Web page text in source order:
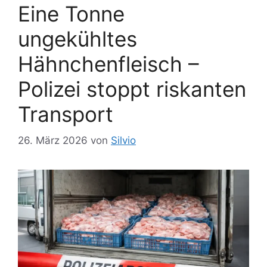
Eine Tonne
ungekühltes
Hähnchenfleisch –
Polizei stoppt riskanten
Transport
26. März 2026 von Silvio